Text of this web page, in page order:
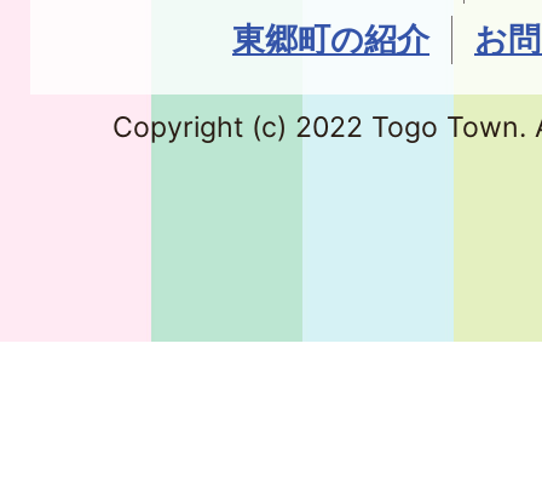
東郷町の紹介
お
Copyright (c) 2022 Togo Town.